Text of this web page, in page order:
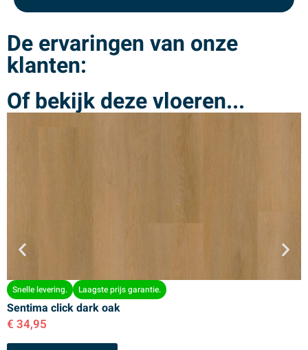
De ervaringen van onze
klanten:
Of bekijk deze vloeren...
Snelle levering. Laagste prijs garantie.
Sentima click dark oak
€ 34,95